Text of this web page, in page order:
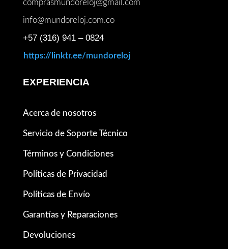
comprasmundoreloj@gmail.com
info@mundoreloj.com.co
+57 (316) 941 – 0824
https://linktr.ee/mundoreloj
EXPERIENCIA
Acerca de nosotros
Servicio de Soporte Técnico
Términos y Condiciones
Políticas de Privacidad
Políticas de Envío
Garantías y Reparaciones
Devoluciones